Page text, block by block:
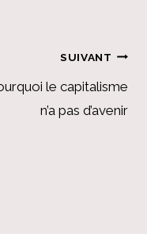
SUIVANT
le capitalisme
n’a pas d’avenir